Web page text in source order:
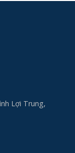
Lợi Trung,